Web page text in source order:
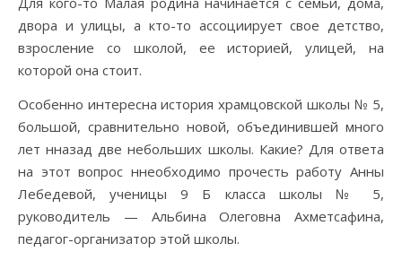
двора и улицы, а кто-то ассоциирует свое детство,
взросление со школой, ее историей, улицей, на
которой она стоит.
Особенно интересна история храмцовской школы № 5,
большой, сравнительно новой, объединившей много
лет нназад две небольших школы. Какие? Для ответа
на этот вопрос ннеобходимо прочесть работу Анны
Лебедевой, ученицы 9 Б класса школы № 5,
руководитель — Альбина Олеговна Ахметсафина,
педагог-организатор этой школы.